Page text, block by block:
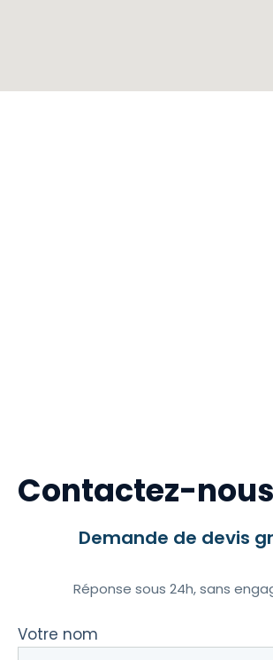
Contactez-nous
Demande de devis
Réponse sous 24h, sans
Votre nom